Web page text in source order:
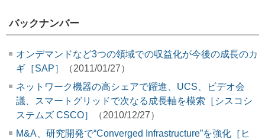
バックナンバー
オンデマンドなど3つの領域での収益化が今後の成長のカ
ギ［SAP］
（2011/01/27）
ネットワーク機器の高シェアで躍進、UCS、ビデオ会
議、スマートグリッドで次なる成長軸を模索［シスコシ
ステムズ CSCO］
（2010/12/27）
M&A、研究開発で“Converged Infrastructure”を強化［ヒ